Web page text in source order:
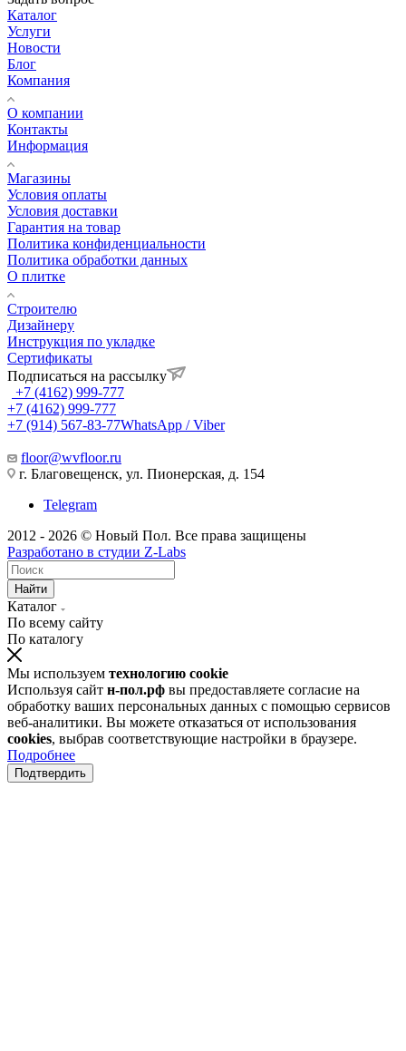
Каталог
Услуги
Новости
Блог
Компания
О компании
Контакты
Информация
Магазины
Условия оплаты
Условия доставки
Гарантия на товар
Политика конфиденциальности
Политика обработки данных
О плитке
Строителю
Дизайнеру
Инструкция по укладке
Сертификаты
Подписаться на рассылку
+7 (4162) 999-777
+7 (4162) 999-777
+7 (914) 567-83-77WhatsApp / Viber
floor@wvfloor.ru
г. Благовещенск, ул. Пионерская, д. 154
Telegram
2012 - 2026 © Новый Пол. Все права защищены
Разработано в студии Z-Labs
Найти
Каталог
По всему сайту
По каталогу
Мы используем технологию cookie
Используя сайт н-пол.рф вы предоставляете согласие на
обработку ваших персональных данных с помощью сервисов
веб-аналитики. Вы можете отказаться от использования
cookies, выбрав соответствующие настройки в браузере.
Подробнее
Подтвердить